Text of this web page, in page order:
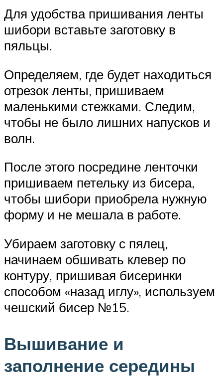
Для удобства пришивания ленты
шибори вставьте заготовку в
пяльцы.
Определяем, где будет находиться
отрезок ленты, пришиваем
маленькими стежками. Следим,
чтобы не было лишних напусков и
волн.
После этого посредине ленточки
пришиваем петельку из бисера,
чтобы шибори приобрела нужную
форму и не мешала в работе.
Убираем заготовку с пялец,
начинаем обшивать клевер по
контуру, пришивая бисеринки
способом «назад иглу», используем
чешский бисер №15.
Вышивание и
заполнение середины